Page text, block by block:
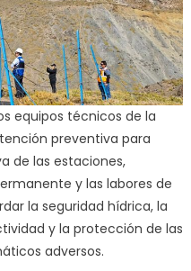
equipos técnicos de la
preventiva para
de las estaciones,
y las labores de
la seguridad hídrica, la
y la protección de las
adversos.